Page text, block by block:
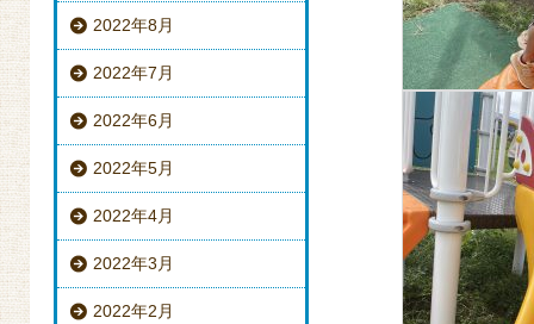
2022年8月
2022年7月
2022年6月
2022年5月
2022年4月
2022年3月
2022年2月